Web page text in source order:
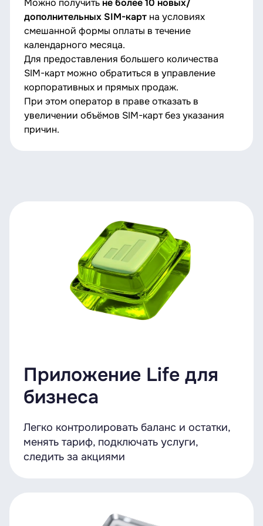
Можно получить не более 10 новых/
дополнительных SIM-карт на условиях
смешанной формы оплаты в течение
календарного месяца.
Для предоставления большего количества
SIM-карт можно обратиться в управление
корпоративных и прямых продаж.
При этом оператор в праве отказать в
увеличении объёмов SIM-карт без указания
причин.
Приложение Life для
бизнеса
Легко контролировать баланс и остатки,
менять тариф, подключать услуги,
следить за акциями